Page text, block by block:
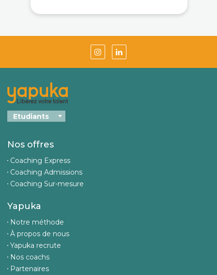
Nos offres
Coaching Express
Coaching Admissions
Coaching Sur-mesure
Yapuka
Notre méthode
À propos de nous
Yapuka recrute
Nos coachs
Partenaires